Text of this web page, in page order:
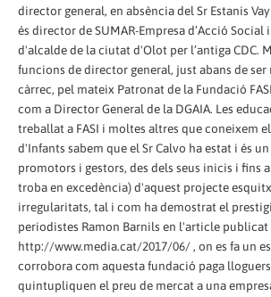
director general, en absència del Sr Estanis
és director de SUMAR-Empresa d’Acció
d'alcalde de la ciutat d'Olot per l’antiga CDC.
funcions de director general, just abans de
càrrec, pel mateix Patronat de la Fundació
com a Director General de la DGAIA. Les
treballat a FASI i moltes altres que coneixem
d'Infants sabem que el Sr Calvo ha estat i és
promotors i gestors, des dels seus inicis i fins
troba en excedència) d'aquest projecte
irregularitats, tal i com ha demostrat el
periodistes Ramon Barnils en l'article publicat
http://www.media.cat/2017/06/ , on es fa un
corrobora com aquesta fundació paga
quintupliquen el preu de mercat a una